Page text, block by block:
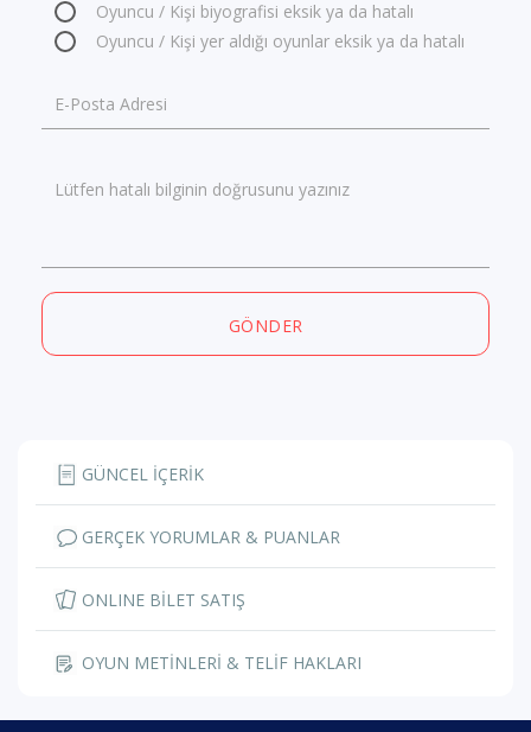
Oyuncu / Kişi biyografisi eksik ya da hatalı
Oyuncu / Kişi yer aldığı oyunlar eksik ya da hatalı
E-Posta Adresi
Lütfen hatalı bilginin doğrusunu yazınız
GÖNDER
GÜNCEL İÇERİK
GERÇEK YORUMLAR & PUANLAR
ONLINE BİLET SATIŞ
OYUN METİNLERİ & TELİF HAKLARI